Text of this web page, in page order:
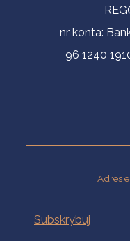
nr konta:
96 1240
Adres